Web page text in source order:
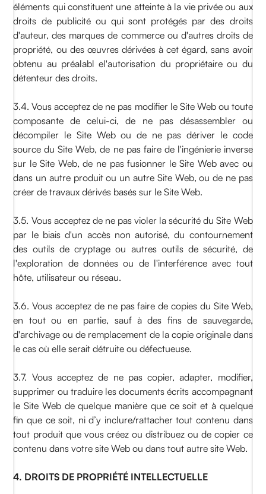
éléments qui constituent une atteinte à la vie privée ou aux
droits de publicité ou qui sont protégés par des droits
d'auteur, des marques de commerce ou d'autres droits de
propriété, ou des œuvres dérivées à cet égard, sans avoir
obtenu au préalabl el'autorisation du propriétaire ou du
détenteur des droits.
3.4. Vous acceptez de ne pas modifier le Site Web ou toute
composante de celui-ci, de ne pas désassembler ou
décompiler le Site Web ou de ne pas dériver le code
source du Site Web, de ne pas faire de l'ingénierie inverse
sur le Site Web, de ne pas fusionner le Site Web avec ou
dans un autre produit ou un autre Site Web, ou de ne pas
créer de travaux dérivés basés sur le Site Web.
3.5. Vous acceptez de ne pas violer la sécurité du Site Web
par le biais d'un accès non autorisé, du contournement
des outils de cryptage ou autres outils de sécurité, de
l'exploration de données ou de l'interférence avec tout
hôte, utilisateur ou réseau.
3.6. Vous acceptez de ne pas faire de copies du Site Web,
en tout ou en partie, sauf à des fins de sauvegarde,
d'archivage ou de remplacement de la copie originale dans
le cas où elle serait détruite ou défectueuse.
3.7. Vous acceptez de ne pas copier, adapter, modifier,
supprimer ou traduire les documents écrits accompagnant
le Site Web de quelque manière que ce soit et à quelque
fin que ce soit, ni d’y inclure/rattacher tout contenu dans
tout produit que vous créez ou distribuez ou de copier ce
contenu dans votre site Web ou dans tout autre site Web.
4. DROITS DE PROPRIÉTÉ INTELLECTUELLE